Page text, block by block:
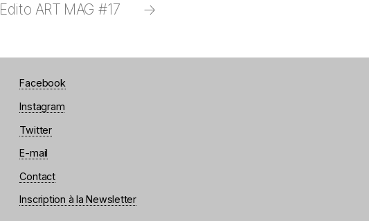
→
Edito ART MAG #17
Facebook
Instagram
Twitter
E-mail
Contact
Inscription à la Newsletter